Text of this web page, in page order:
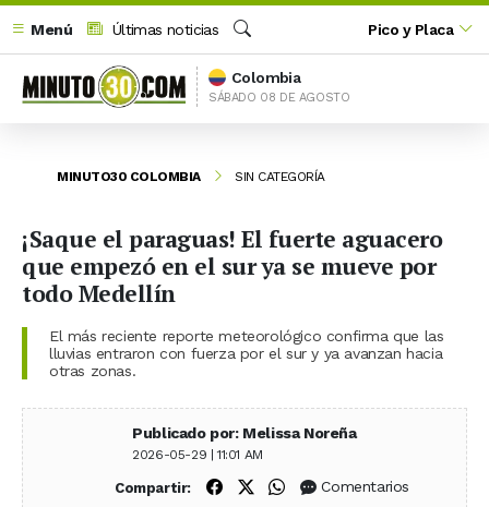
Menú
Últimas noticias
Buscar
Pico y Placa
Colombia
SÁBADO 08 DE AGOSTO
MINUTO30 COLOMBIA SIN CATEGORÍA
¡Saque el paraguas! El fuerte aguacero
que empezó en el sur ya se mueve por
todo Medellín
El más reciente reporte meteorológico confirma que las
lluvias entraron con fuerza por el sur y ya avanzan hacia
otras zonas.
Publicado por: Melissa Noreña
2026-05-29 | 11:01 AM
Compartir: Compartir en Facebook
Compartir en X (Twitter)
Compartir en WhatsApp
Comentarios